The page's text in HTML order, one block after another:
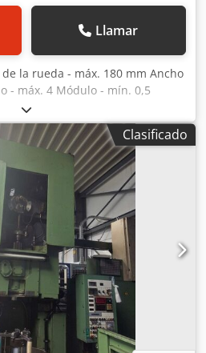
Llamar
la rueda - máx. 180 mm Ancho
- máx. 4 Módulo - mín. 0,5
0 - 52 mm Portahusillo interior
160 mm Diámetro de la mesa 75
- 630 carreras/min Rango de
Espacio necesario aprox.
motriz 6 kW Peso de la
Con unidad de unión de
de engranajes de cambio Año de
Codjtycg Sepfx Aiferf
Clasificado